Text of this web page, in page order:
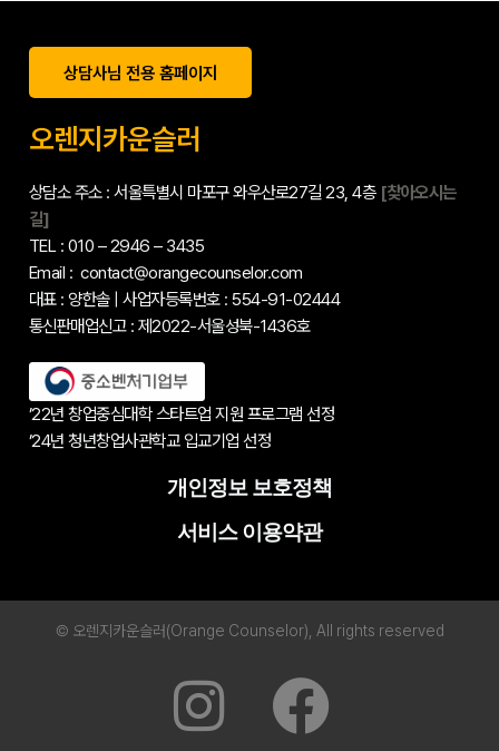
상담사님 전용 홈페이지
오렌지카운슬러
상담소 주소 : 서울특별시 마포구 와우산로27길 23, 4층 [찾아오시는
길]
TEL : 010 – 2946 – 3435
Email : contact@orangecounselor.com
대표 : 양한솔 | 사업자등록번호 : 554-91-02444
통신판매업신고 : 제2022-서울성북-1436호
’22년 창업중심대학 스타트업 지원 프로그램 선정
’24년 청년창업사관학교 입교기업 선정
개인정보 보호정책
서비스 이용약관
© 오렌지카운슬러(Orange Counselor), All rights reserved
I
F